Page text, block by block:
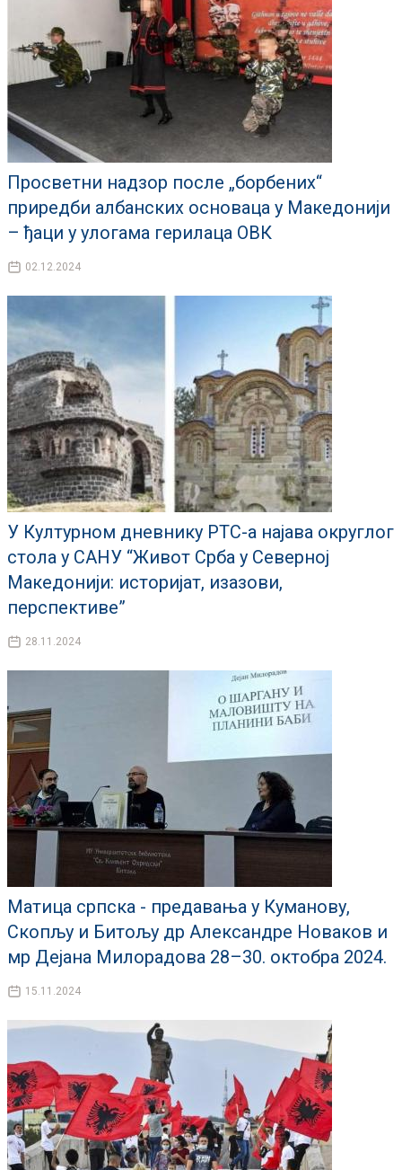
Просветни надзор после „борбених“
приредби албанских основаца у Македонији
– ђаци у улогама герилаца ОВК
02.12.2024
У Културном дневнику РТС-а најава округлог
стола у САНУ “Живот Срба у Северној
Македонији: историјат, изазови,
перспективе”
28.11.2024
Матица српска - предавања у Куманову,
Скопљу и Битољу др Александре Новаков и
мр Дејана Милорадова 28–30. октобра 2024.
15.11.2024